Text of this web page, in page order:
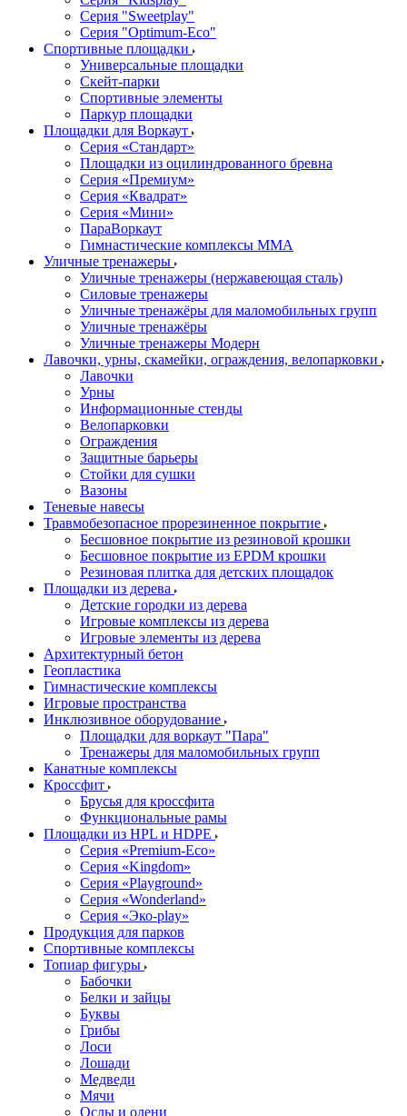
Серия "Sweetplay"
Серия "Оptimum-Еco"
Спортивные площадки
Универсальные площадки
Скейт-парки
Спортивные элементы
Паркур площадки
Площадки для Воркаут
Серия «Стандарт»
Площадки из оцилиндрованного бревна
Серия «Премиум»
Серия «Квадрат»
Серия «Мини»
ПараВоркаут
Гимнастические комплексы ММА
Уличные тренажеры
Уличные тренажеры (нержавеющая сталь)
Силовые тренажеры
Уличные тренажёры для маломобильных групп
Уличные тренажёры
Уличные тренажеры Модерн
Лавочки, урны, скамейки, ограждения, велопарковки
Лавочки
Урны
Информационные стенды
Велопарковки
Ограждения
Защитные барьеры
Стойки для сушки
Вазоны
Теневые навесы
Травмобезопасное прорезиненное покрытие
Бесшовное покрытие из резиновой крошки
Бесшовное покрытие из EPDM крошки
Резиновая плитка для детских площадок
Площадки из дерева
Детские городки из дерева
Игровые комплексы из дерева
Игровые элементы из дерева
Архитектурный бетон
Геопластика
Гимнастические комплексы
Игровые пространства
Инклюзивное оборудование
Площадки для воркаут "Пара"
Тренажеры для маломобильных групп
Канатные комплексы
Кроссфит
Брусья для кроссфита
Функциональные рамы
Площадки из HPL и HDPE
Серия «Premium-Eco»
Серия «Kingdom»
Серия «Playground»
Серия «Wonderland»
Серия «Эко-play»
Продукция для парков
Спортивные комплексы
Топиар фигуры
Бабочки
Белки и зайцы
Буквы
Грибы
Лоси
Лошади
Медведи
Мячи
Ослы и олени